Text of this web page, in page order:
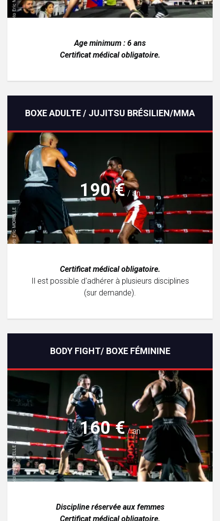
Age minimum : 6 ans
Certificat médical obligatoire.
BOXE ADULTE / JUJITSU BRÉSILIEN/MMA
190 € / an
Certificat médical obligatoire.
Il est possible d'adhérer à plusieurs disciplines
(sur demande).
BODY FIGHT/ BOXE FÉMININE
160 €/ an
Discipline réservée aux femmes
Certificat médical obligatoire.